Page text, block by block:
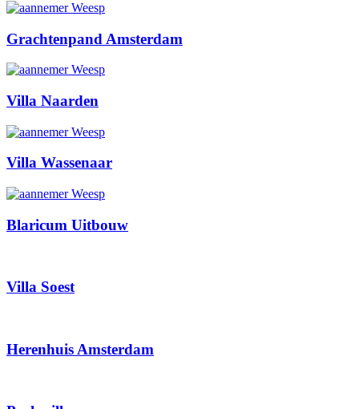
Grachtenpand Amsterdam
Villa Naarden
Villa Wassenaar
Blaricum Uitbouw
Villa Soest
Herenhuis Amsterdam